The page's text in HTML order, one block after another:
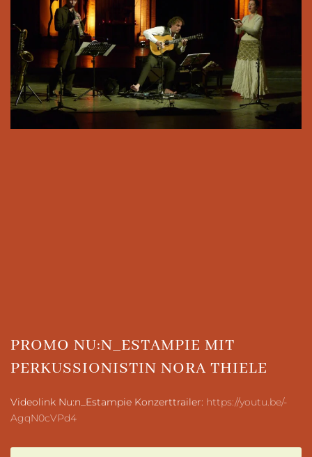
PROMO NU:N_ESTAMPIE MIT
PERKUSSIONISTIN NORA THIELE
Videolink Nu:n_Estampie Konzerttrailer: https://youtu.be/-
AgqN0cVPd4